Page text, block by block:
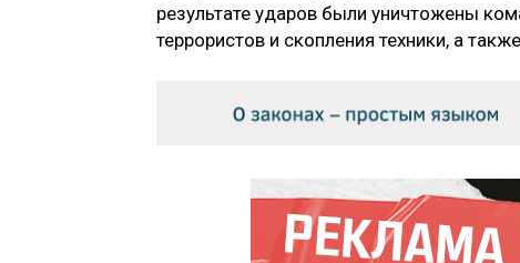
результате ударов были уничтожены
террористов и скопления техники, а